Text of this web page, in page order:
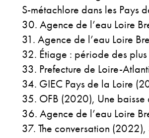
S-métachlore dans les Pays
Agence de l’eau Loire
Agence de l’eau Loire
Étiage : période des
Prefecture de Loire-
GIEC Pays de la Loire
OFB (2020), Une
Agence de l’eau Loire
The conversation